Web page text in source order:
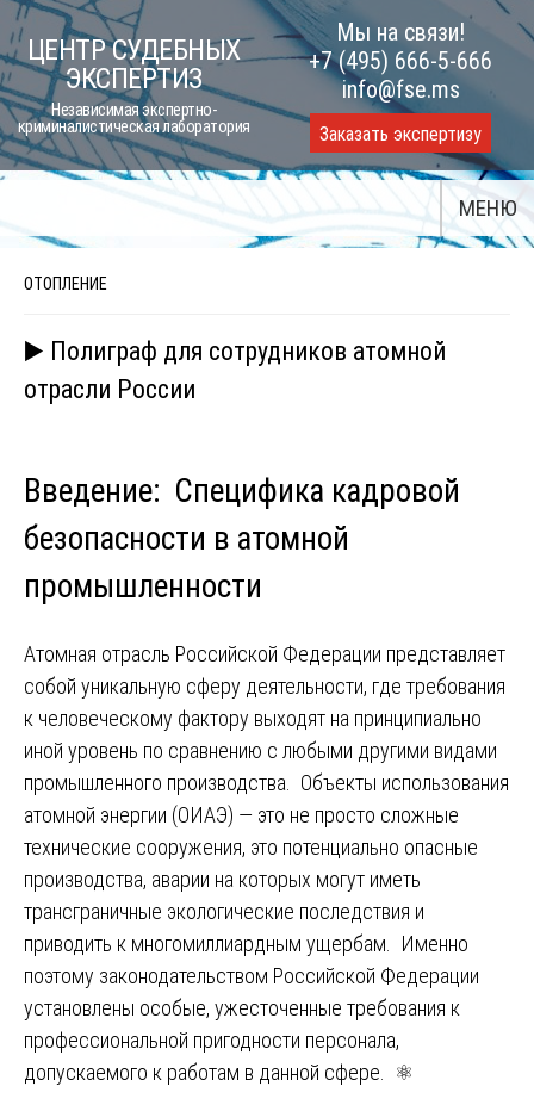
Skip
to
content
ЦЕНТР СУДЕБНЫХ
ЭКСПЕРТИЗ
Независимая экспертно-
криминалистическая лаборатория
Мы на связи!
+7 (495) 666-5-666
info@fse.ms
Заказать экспертизу
МЕНЮ
ОТОПЛЕНИЕ
▶️ Полиграф для сотрудников атомной
отрасли России
Введение: Специфика кадровой
безопасности в атомной
промышленности
Атомная отрасль Российской Федерации представляет
собой уникальную сферу деятельности, где требования
к человеческому фактору выходят на принципиально
иной уровень по сравнению с любыми другими видами
промышленного производства. Объекты использования
атомной энергии (ОИАЭ) — это не просто сложные
технические сооружения, это потенциально опасные
производства, аварии на которых могут иметь
трансграничные экологические последствия и
приводить к многомиллиардным ущербам. Именно
поэтому законодательством Российской Федерации
установлены особые, ужесточенные требования к
профессиональной пригодности персонала,
допускаемого к работам в данной сфере. ⚛️